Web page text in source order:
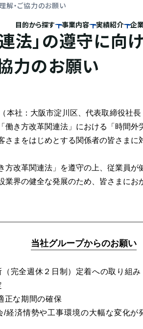
目的から探す 事業内容 実績紹介 企
解・ご協力のお願い
連法」の遵守に
力のお願い
本社：大阪市淀川区、代表取締役社
働き方改革関連法」における「時間外
さまをはじめとする関係者の皆さまに
方改革関連法」を遵守の上、従業員
業界の健全な発展のため、皆さまにお
当社グループからのお願い
完全週休２日制）定着への取り組み
正な期間の確保
/経済情勢や工事環境の大幅な変化が